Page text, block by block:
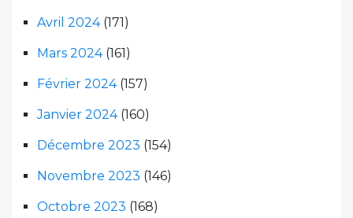
Avril 2024(171)
Mars 2024(161)
Février 2024(157)
Janvier 2024(160)
Décembre 2023 (154)
Novembre 2023 (146)
Octobre 2023 (168)